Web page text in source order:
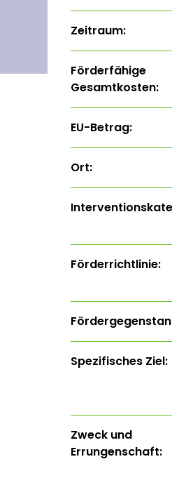
Zeitraum:
Förderfähige
Gesamtkosten:
EU-Betrag:
Ort:
Förderrichtlinie:
Spezifisches Ziel:
Zweck und
Errungenschaft: